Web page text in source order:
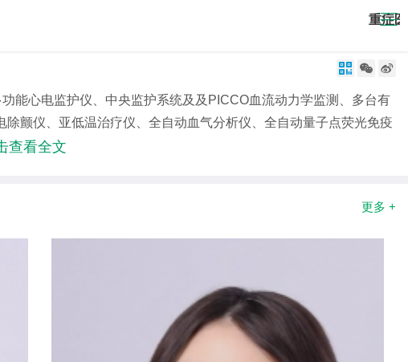
重症
  
能心电监护仪、中央监护系统及及PICCO血流动力学监测、多台有
颤仪、亚低温治疗仪、全自动血气分析仪、全自动量子点荧光免疫
查看全文
更多 +